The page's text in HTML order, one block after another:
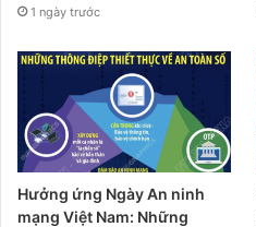
1 ngày trước
Hưởng ứng Ngày An ninh
mạng Việt Nam: Những